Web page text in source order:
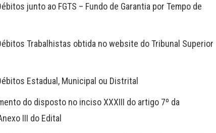
junto ao FGTS – Fundo de Garantia por Tempo de
Trabalhistas obtida no website do Tribunal Superior
Estadual, Municipal ou Distrital
do disposto no inciso XXXIII do artigo 7º da
III do Edital